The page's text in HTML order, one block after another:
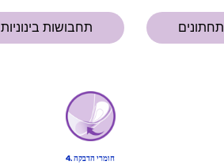
תחבושות בינוניות תחתונים
4. חומרי הדבקה